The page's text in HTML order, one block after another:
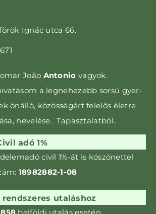
Ignác utca 66.
João Antonio vagyok.
a leg­nehezebb sorsú gyer­­
önálló, közös­ségért felelős életre
nevelése. Tapasztalatból..
adó 1%
civil 1%-át is kö­szönettel
18982882-1-08
rendszeres utaláshoz